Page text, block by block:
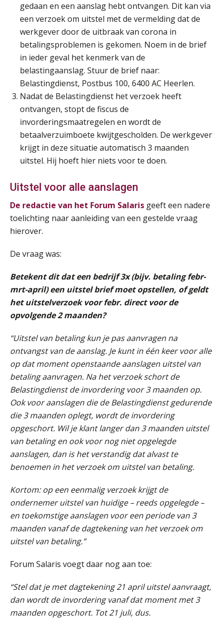
gedaan en een aanslag hebt ontvangen. Dit kan via
een verzoek om uitstel met de vermelding dat de
werkgever door de uitbraak van corona in
betalingsproblemen is gekomen. Noem in de brief
in ieder geval het kenmerk van de
belastingaanslag. Stuur de brief naar:
Belastingdienst, Postbus 100, 6400 AC Heerlen.
Nadat de Belastingdienst het verzoek heeft
ontvangen, stopt de fiscus de
invorderingsmaatregelen en wordt de
betaalverzuimboete kwijtgescholden. De werkgever
krijgt in deze situatie automatisch 3 maanden
uitstel. Hij hoeft hier niets voor te doen.
Uitstel voor alle aanslagen
De redactie van het Forum Salaris geeft een nadere
toelichting naar aanleiding van een gestelde vraag
hierover.
De vraag was:
Betekent dit dat een bedrijf 3x (bijv. betaling febr-
mrt-april) een uitstel brief moet opstellen, of geldt
het uitstelverzoek voor febr. direct voor de
opvolgende 2 maanden?
“Uitstel van betaling kun je pas aanvragen na
ontvangst van de aanslag. Je kunt in één keer voor alle
op dat moment openstaande aanslagen uitstel van
betaling aanvragen. Na het verzoek schort de
Belastingdienst de invordering voor 3 maanden op.
Ook voor aanslagen die de Belastingdienst gedurende
die 3 maanden oplegt, wordt de invordering
opgeschort. Wil je klant langer dan 3 maanden uitstel
van betaling en ook voor nog niet opgelegde
aanslagen, dan is het verstandig dat alvast te
benoemen in het verzoek om uitstel van betaling.
Kortom: op een eenmalig verzoek krijgt de
ondernemer uitstel van huidige – reeds opgelegde –
en toekomstige aanslagen voor een periode van 3
maanden vanaf de dagtekening van het verzoek om
uitstel van betaling.”
Forum Salaris voegt daar nog aan toe:
“Stel dat je met dagtekening 21 april uitstel aanvraagt,
dan wordt de invordering vanaf dat moment met 3
maanden opgeschort. Tot 21 juli, dus.
14
Markus Verbeek Praehep
17
AUG
Markus Verbeek Praehep
20
AUG
Module Loonheffingen PDL
Markus Verbeek Praehep
24
AUG
Module Loonheffingen VPS
Markus Verbeek Praehep
24
25
AUG
MOCuitgevers
AUG
MOCuitgevers
25
AUG
Summercourse: Kiezen wat bij je past, loslaten wat je niet verder helpt
MOCuitgevers
25
25
AUG
Online Opleiding Praktijkdiploma Loonadministratie (PDL)
MOCuitgevers
25
AUG
MOCuitgevers
26
AUG
Opfriscursus PDL (NIRPA PE)
Markus Verbeek Praehep
AUG
MOCuitgevers
27
AUG
Summercourse Impact en invloed van AI op de salarisverwerking (verdieping)
MOCuitgevers
AUG
MOCuitgevers
28
AUG
Opfriscursus VPS (NIRPA PE)
Markus Verbeek Praehep